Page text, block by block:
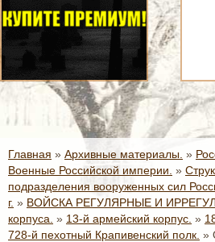
Главная » Архивные материалы. »
Военные Российской империи. »
подразделения вооруженных сил
г. » ВОЙСКА РЕГУЛЯРНЫЕ И
корпуса. » 13-й армейский корпус. »
728-й пехотный Крапивенский полк. »